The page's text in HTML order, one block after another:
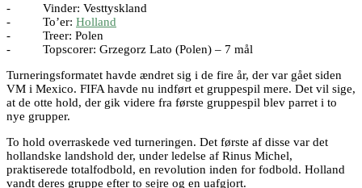
- Vinder: Vesttyskland
- To’er: Holland
- Treer: Polen
- Topscorer: Grzegorz Lato (Polen) – 7 mål
Turneringsformatet havde ændret sig i de fire år, der var gået siden
VM i Mexico. FIFA havde nu indført et gruppespil mere. Det vil sige,
at de otte hold, der gik videre fra første gruppespil blev parret i to
nye grupper.
To hold overraskede ved turneringen. Det første af disse var det
hollandske landshold der, under ledelse af Rinus Michel,
praktiserede totalfodbold, en revolution inden for fodbold. Holland
vandt deres gruppe efter to sejre og en uafgjort.